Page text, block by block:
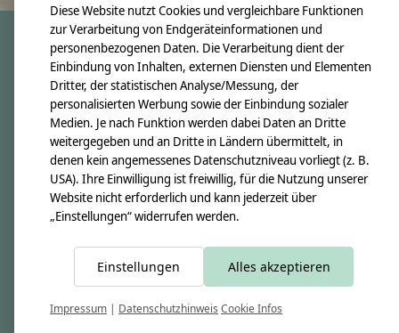
crêpes suzette
Über uns
Unsere Creppies
Nähkästchen
Unsere Stoffe
Impressum
Informationen
Kontakt
Diese Website nutzt Cookies und vergleichbare Funktionen
zur Verarbeitung von Endgeräteinformationen und
personenbezogenen Daten. Die Verarbeitung dient der
Einbindung von Inhalten, externen Diensten und Elementen
Dritter, der statistischen Analyse/Messung, der
personalisierten Werbung sowie der Einbindung sozialer
Medien. Je nach Funktion werden dabei Daten an Dritte
weitergegeben und an Dritte in Ländern übermittelt, in
denen kein angemessenes Datenschutzniveau vorliegt (z. B.
USA). Ihre Einwilligung ist freiwillig, für die Nutzung unserer
Website nicht erforderlich und kann jederzeit über
„Einstellungen“ widerrufen werden.
Einstellungen Alles akzeptieren
Impressum | Datenschutzhinweis Cookie Infos